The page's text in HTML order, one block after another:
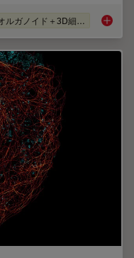
オルガノイド＋3D細胞培養 How